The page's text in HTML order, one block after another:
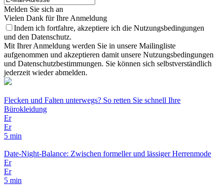
Melden Sie sich an
Vielen Dank für Ihre Anmeldung
Indem ich fortfahre, akzeptiere ich die Nutzungsbedingungen
und den Datenschutz.
Mit Ihrer Anmeldung werden Sie in unsere Mailingliste
aufgenommen und akzeptieren damit unsere Nutzungsbedingungen
und Datenschutzbestimmungen. Sie können sich selbstverständlich
jederzeit wieder abmelden.
Flecken und Falten unterwegs? So retten Sie schnell Ihre
Bürokleidung
Er
Er
5 min
Date-Night-Balance: Zwischen formeller und lässiger Herrenmode
Er
Er
5 min